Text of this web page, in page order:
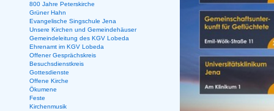
800 Jahre Peterskirche
Grüner Hahn
Evangelische Singschule Jena
Unsere Kirchen und Gemeindehäuser
Gemeindeleitung des KGV Lobeda
Ehrenamt im KGV Lobeda
Offener Gesprächskreis
Besuchsdienstkreis
Gottesdienste
Offene Kirche
Ökumene
Feste
Kirchenmusik